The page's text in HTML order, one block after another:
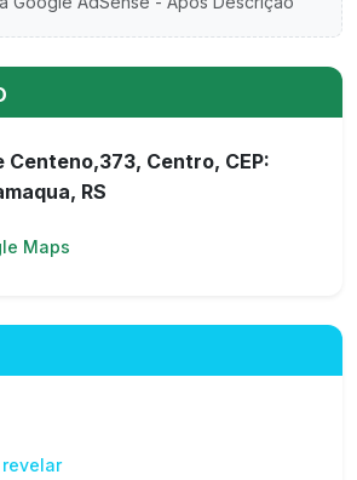
Centeno,373, Centro, CEP:
RS
Maps